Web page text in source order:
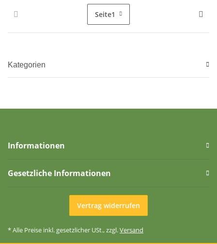
Seite1
Kategorien
Informationen
Gesetzliche Informationen
Vertrag widerrufen
* Alle Preise inkl. gesetzlicher USt., zzgl.Versand